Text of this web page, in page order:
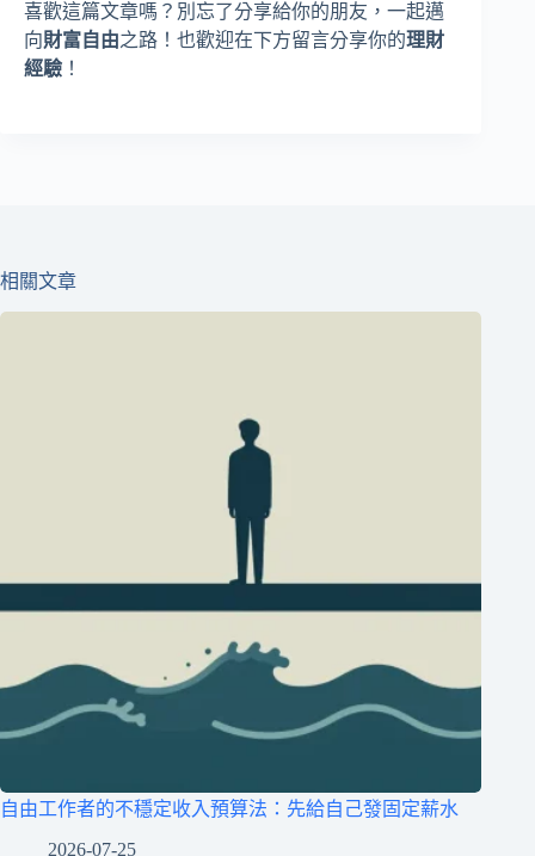
喜歡這篇文章嗎？別忘了分享給你的朋友，一起邁
向財富自由之路！也歡迎在下方留言分享你的理財
經驗 ！
相關文章
自由工作者的不穩定收入預算法：先給自己發固定薪水
2026-07-25